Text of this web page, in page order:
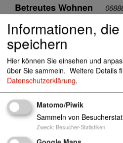
Betreutes Wohnen
Betreutes Wohnen
Betreutes Wohnen
Kosmoscenter" 08066
Betreutes Wohnen
Informationen,
speichern
Hier können Sie einsehen und
über Sie sammeln. Weitere Details
Datenschutzerklärung.
Matomo/Piwik
Sammeln von
Zweck: Besucher-Statistiken